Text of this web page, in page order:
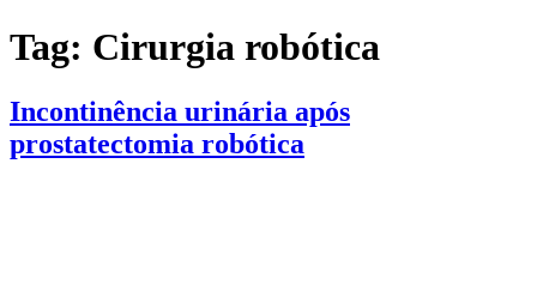
Tag: Cirurgia robótica
Incontinência urinária após
prostatectomia robótica